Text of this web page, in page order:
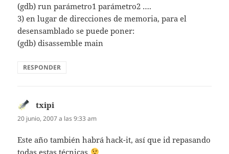
(gdb) run parámetro1 parámetro2 ….
3) en lugar de direcciones de memoria, para el
desensamblado se puede poner:
(gdb) disassemble main
RESPONDER
txipi
20 junio, 2007 a las 9:33 am
Este año también habrá hack-it, así que id repasando
todas estas técnicas